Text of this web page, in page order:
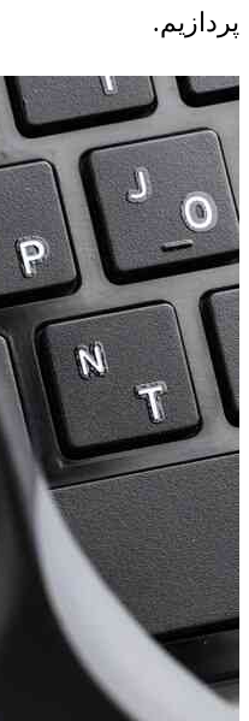
پردازیم.